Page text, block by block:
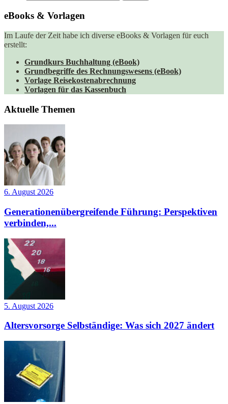
eBooks & Vorlagen
Im Laufe der Zeit habe ich diverse eBooks & Vorlagen für euch
erstellt:
Grundkurs Buchhaltung (eBook)
Grundbegriffe des Rechnungswesens (eBook)
Vorlage Reisekostenabrechnung
Vorlagen für das Kassenbuch
Aktuelle Themen
6. August 2026
Generationenübergreifende Führung: Perspektiven
verbinden,...
5. August 2026
Altersvorsorge Selbständige: Was sich 2027 ändert